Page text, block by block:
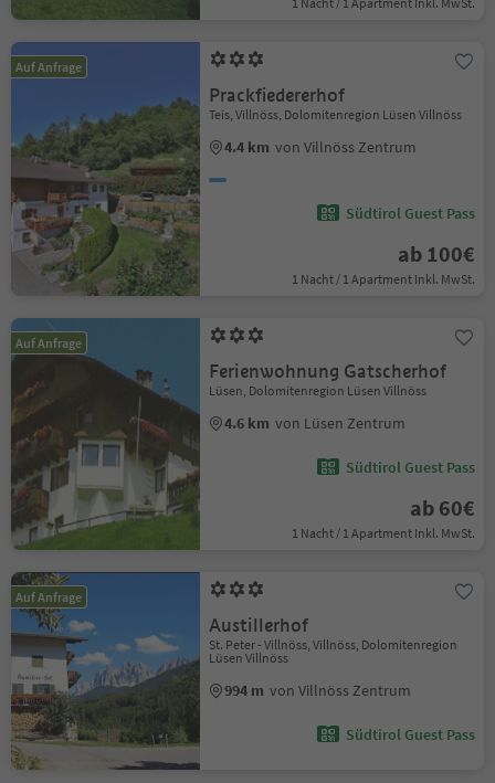
Auf Anfrage
Prackfiedererhof
Teis, Villnöss, Dolomitenregion Lüsen Villnöss
4.4 km von Villnöss Zentrum
Südtirol Guest Pass
ab 100€
1 Nacht / 1 Apartment Inkl. MwSt.
Auf Anfrage
Ferienwohnung Gatscherhof
Lüsen, Dolomitenregion Lüsen Villnöss
4.6 km von Lüsen Zentrum
Südtirol Guest Pass
ab 60€
1 Nacht / 1 Apartment Inkl. MwSt.
Auf Anfrage
Austillerhof
St. Peter - Villnöss, Villnöss, Dolomitenregion
Lüsen Villnöss
994 m von Villnöss Zentrum
Südtirol Guest Pass